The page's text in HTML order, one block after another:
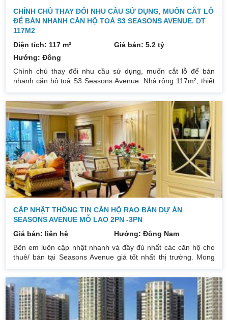
CHÍNH CHỦ THAY ĐỔI NHU CẦU SỬ DỤNG, MUỐN CẮT LỖ
ĐỂ BÁN NHANH CĂN HỘ TOÀ S3 SEASONS AVENUE. DT
117M2
Diện tích: 117 m²
Giá bán: 5.2 tỷ
Hướng: Đông
Chính chủ thay đổi nhu cầu sử dụng, muốn cắt lỗ để bán
nhanh căn hộ toà S3 Seasons Avenue. Nhà rộng 117m², thiết
logia), các phòng đón sáng tự nhiên. Nhà đã có nội thất đầy
đủ về ở được ngay. Toà nhà đầy đủ tiện ích: Bể bơi 4 mùa,
siêu thị, nhà hàng, coffee, khu vui chơi trẻ em, sân vườn dạo
bộ,… Gần các trục đường trọng điểm, điểm bus,… Chỉ mất
CẬP NHẬT THÔNG TIN CĂN HỘ RAO BÁN DỰ ÁN
SEASONS AVENUE MỖ LAO 2PN -3PN
Giá bán: liên hệ
Hướng: Đông Nam
Bên em luôn cập nhật nhanh và đầy đủ nhất các căn hộ cho
thuê/ bán tại Seasons Avenue giá tốt nhất thị trường. Mong
hình căn hộ: 3 ngủ – 2wc tại S1. Diện tích: 99,5m² – 110m².
Giá bán: 4,3 tỷ – 4,9 tỷ. Loại hình căn hộ: 3 ngủ – 2wc tại S2.
Diện tích: 94,5m² – 122m². Giá bán: 4,2 tỷ – 5,5 tỷ. Loại hình
căn: 2 ngủ – 2wc (Full